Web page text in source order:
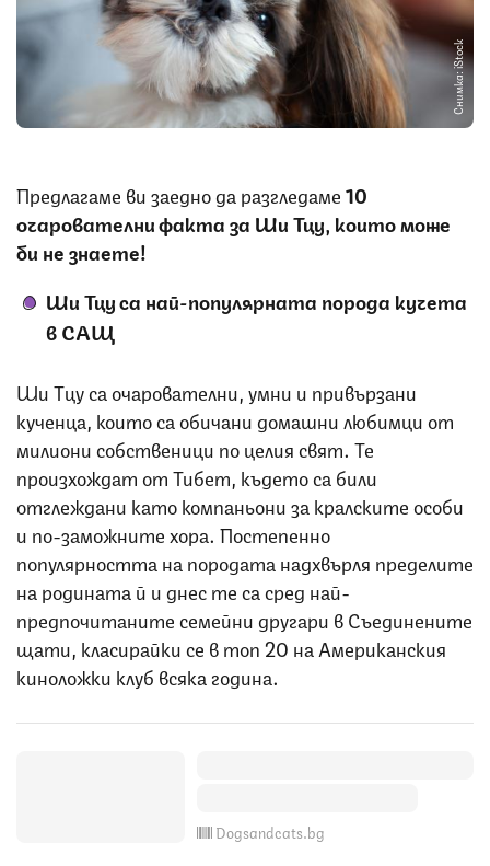
Снимка: iStock
Предлагаме ви заедно да разгледаме10
очарователни факта за Ши Тцу, които може
би не знаете!
Ши Тцу са най-популярната порода кучета
в САЩ
Ши Тцу са очарователни, умни и привързани
кученца, които са обичани домашни любимци от
милиони собственици по целия свят. Те
произхождат от Тибет, където са били
отглеждани като компаньони за кралските особи
и по-заможните хора. Постепенно
популярността на породата надхвърля пределите
на родината й и днес те са сред най-
предпочитаните семейни другари в Съединените
щати, класирайки се в топ 20 на Американския
киноложки клуб всяка година.
Dogsandcats.bg